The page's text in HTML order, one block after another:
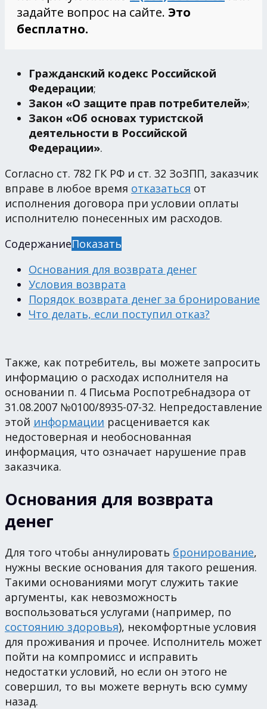
задайте вопрос на сайте. Это
бесплатно.
Гражданский кодекс Российской
Федерации;
Закон «О защите прав потребителей»;
Закон «Об основах туристской
деятельности в Российской
Федерации».
Согласно ст. 782 ГК РФ и ст. 32 ЗоЗПП, заказчик
вправе в любое время отказаться от
исполнения договора при условии оплаты
исполнителю понесенных им расходов.
СодержаниеПоказать
Основания для возврата денег
Условия возврата
Порядок возврата денег за бронирование
Что делать, если поступил отказ?
Также, как потребитель, вы можете запросить
информацию о расходах исполнителя на
основании п. 4 Письма Роспотребнадзора от
31.08.2007 №0100/8935-07-32. Непредоставление
этой информации расценивается как
недостоверная и необоснованная
информация, что означает нарушение прав
заказчика.
Основания для возврата
денег
Для того чтобы аннулировать бронирование,
нужны веские основания для такого решения.
Такими основаниями могут служить такие
аргументы, как невозможность
воспользоваться услугами (например, по
состоянию здоровья), некомфортные условия
для проживания и прочее. Исполнитель может
пойти на компромисс и исправить
недостатки условий, но если он этого не
совершил, то вы можете вернуть всю сумму
назад.